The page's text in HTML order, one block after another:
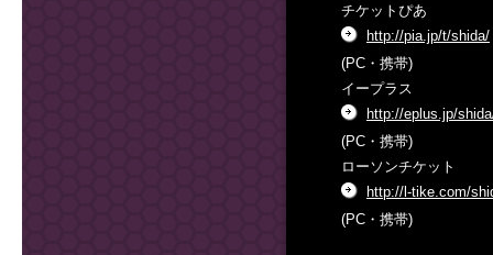
チケットぴあ
http://pia.jp/t/shida/
(PC・携帯)
イープラス
http://eplus.jp/
(PC・携帯)
ローソンチケット
http://l-tike.com/
(PC・携帯)